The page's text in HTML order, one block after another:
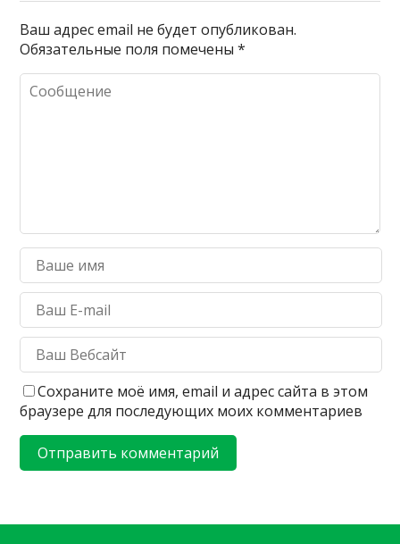
Ваш адрес email не будет опубликован.
Обязательные поля помечены*
Сохраните моё имя, email и адрес сайта в этом
браузере для последующих моих комментариев